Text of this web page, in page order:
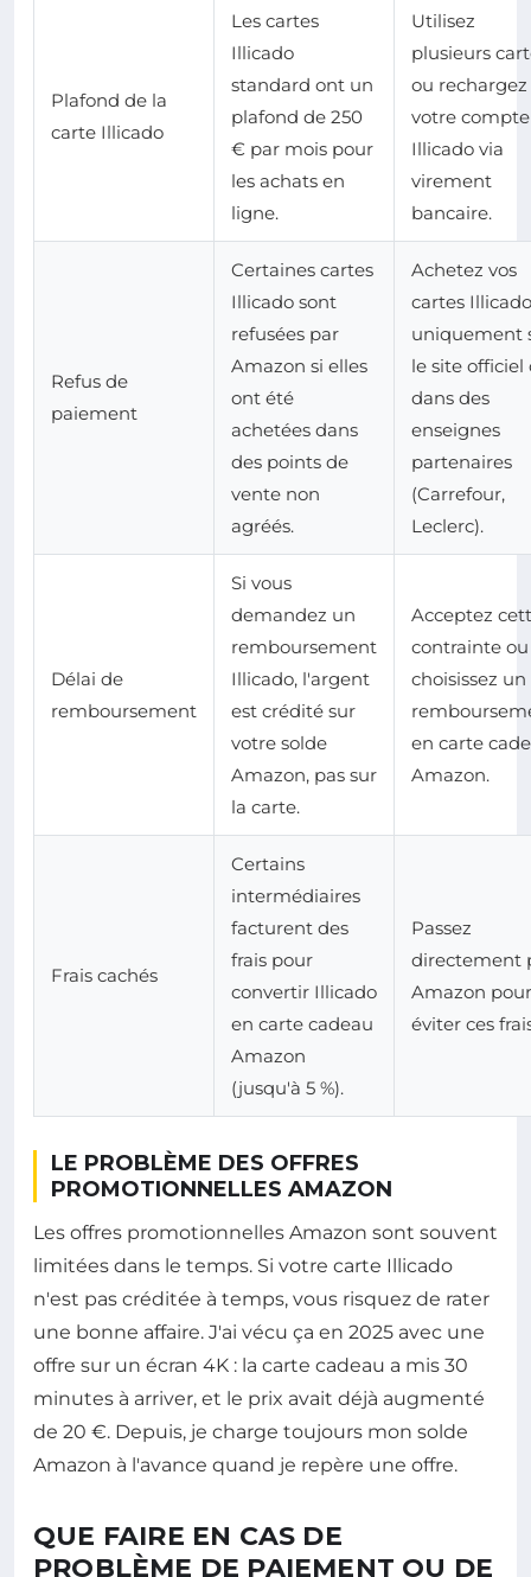
Plafond de la
carte Illicado
Les cartes
Illicado
standard ont un
plafond de 250
€ par mois pour
les achats en
ligne.
Utilisez
plusieurs
ou rechargez
votre compte
Illicado via
virement
bancaire.
Refus de
paiement
Certaines cartes
Illicado sont
refusées par
Amazon si elles
ont été
achetées dans
des points de
vente non
agréés.
Achetez vos
cartes Illicado
uniquement
le site officiel
dans des
enseignes
partenaires
(Carrefour,
Leclerc).
Délai de
remboursement
Si vous
demandez un
remboursement
Illicado, l'argent
est crédité sur
votre solde
Amazon, pas sur
la carte.
Acceptez
contrainte ou
choisissez un
en carte
Amazon.
Frais cachés
Certains
intermédiaires
facturent des
frais pour
convertir Illicado
en carte cadeau
Amazon
(jusqu'à 5 %).
Passez
directement
Amazon pour
éviter ces
LE PROBLÈME DES OFFRES
PROMOTIONNELLES AMAZON
Les offres promotionnelles Amazon sont souvent
limitées dans le temps. Si votre carte Illicado
n'est pas créditée à temps, vous risquez de rater
une bonne affaire. J'ai vécu ça en 2025 avec une
offre sur un écran 4K : la carte cadeau a mis 30
minutes à arriver, et le prix avait déjà augmenté
de 20 €. Depuis, je charge toujours mon solde
Amazon à l'avance quand je repère une offre.
QUE FAIRE EN CAS DE
PROBLÈME DE PAIEMENT OU DE